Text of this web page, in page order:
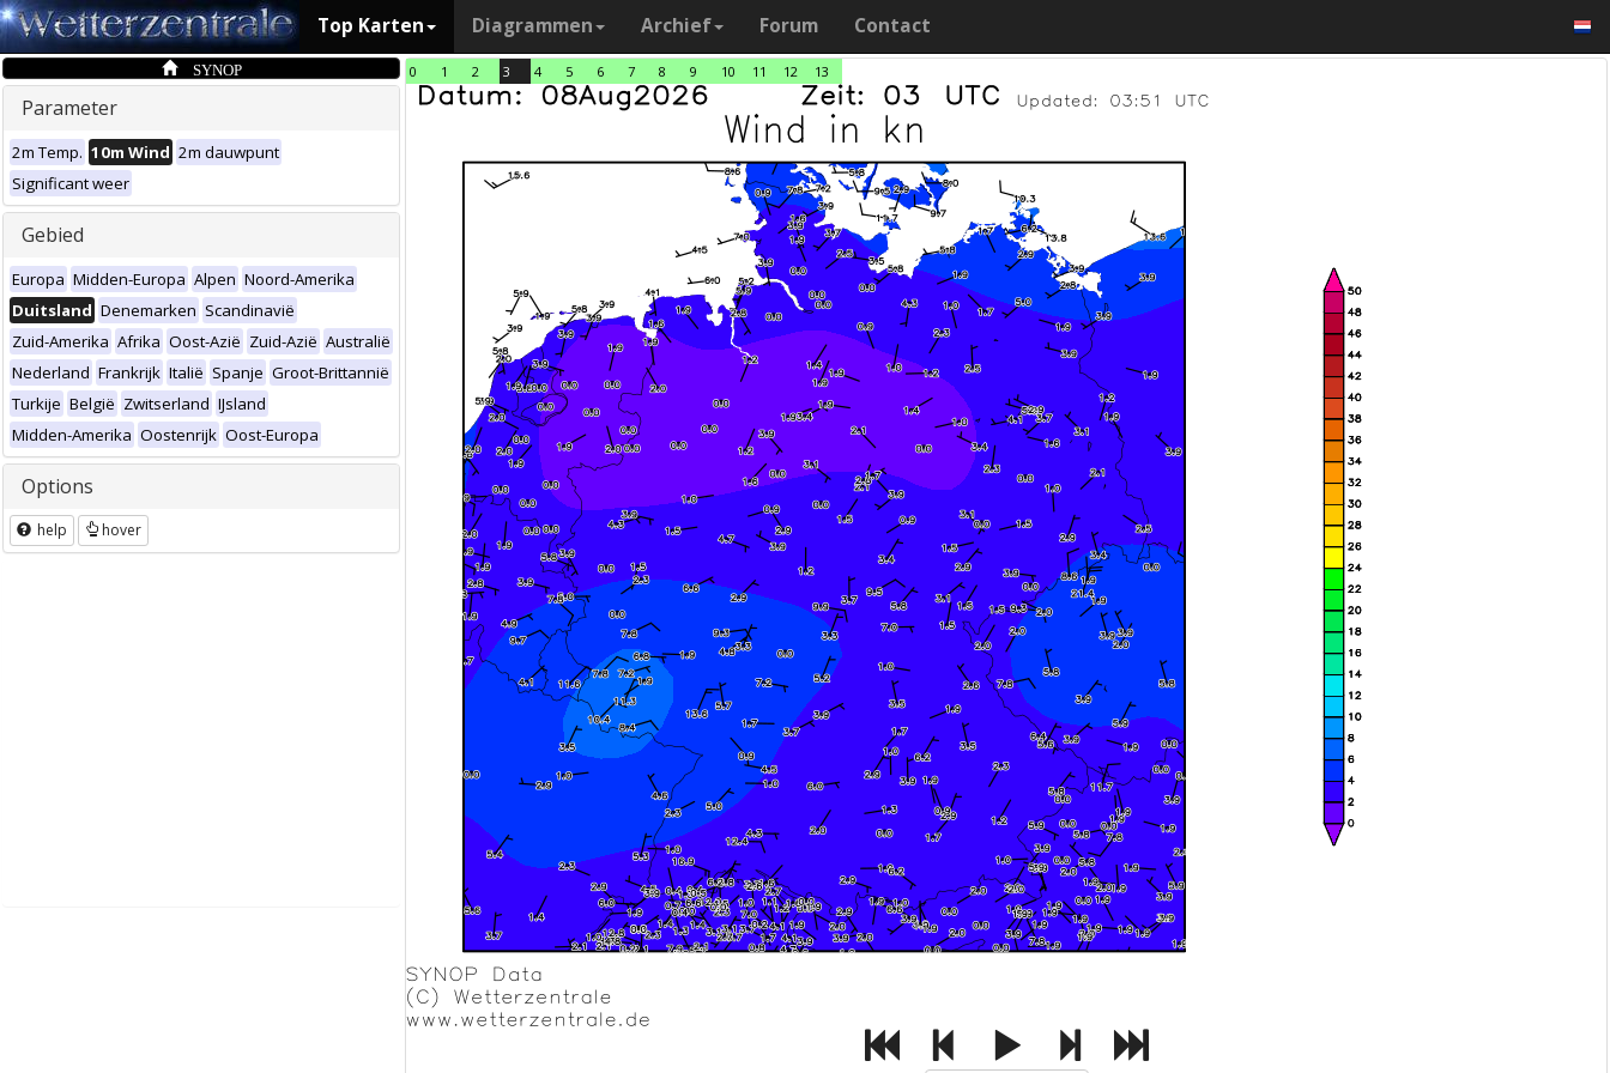
Top Karten Diagrammen Archief Forum Contact
SYNOP
Parameter
2m Temp. 10m Wind 2m dauwpunt
Significant weer
Gebied
Europa Midden-Europa Alpen Noord-Amerika
Duitsland Denemarken Scandinavië
Zuid-Amerika Afrika Oost-Azië Zuid-Azië Australië
Nederland Frankrijk Italië Spanje Groot-Brittannië
Turkije België Zwitserland IJsland
Midden-Amerika Oostenrijk Oost-Europa
Options
help hover
0 1 2 3 4 5 6 7 8 9 10 11 12 13